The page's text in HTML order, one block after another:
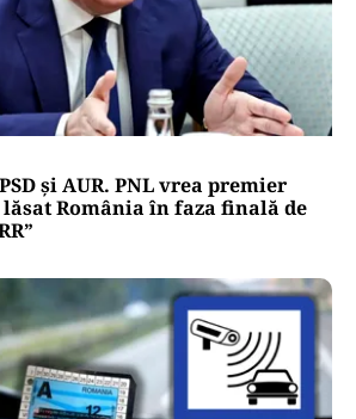
și AUR. PNL vrea premier
România în faza finală de